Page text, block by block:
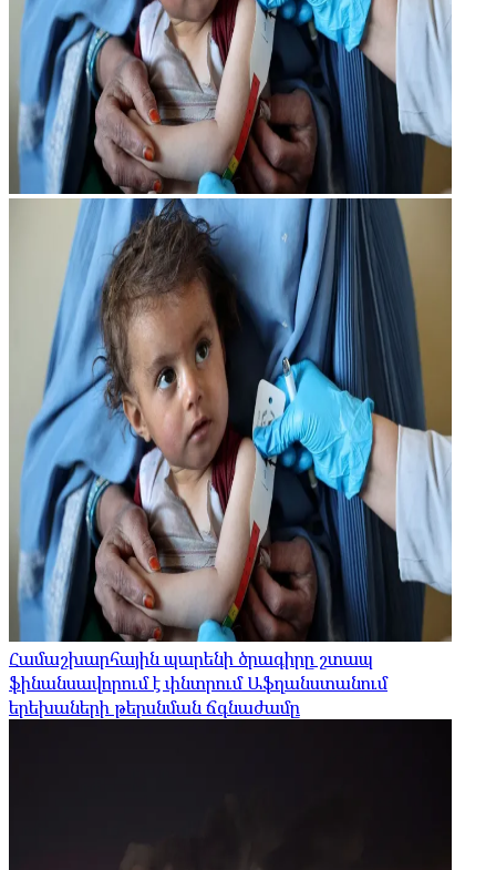
Համաշխարհային պարենի ծրագիրը շտապ
ֆինանսավորում է փնտրում Աֆղանստանում
երեխաների թերսնման ճգնաժամը